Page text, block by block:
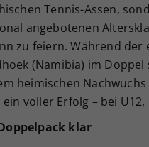
Tennis-Assen,
angebotenen
zu feiern. Während
(Namibia) im
heimischen
voller Erfolg – bei U12,
klar